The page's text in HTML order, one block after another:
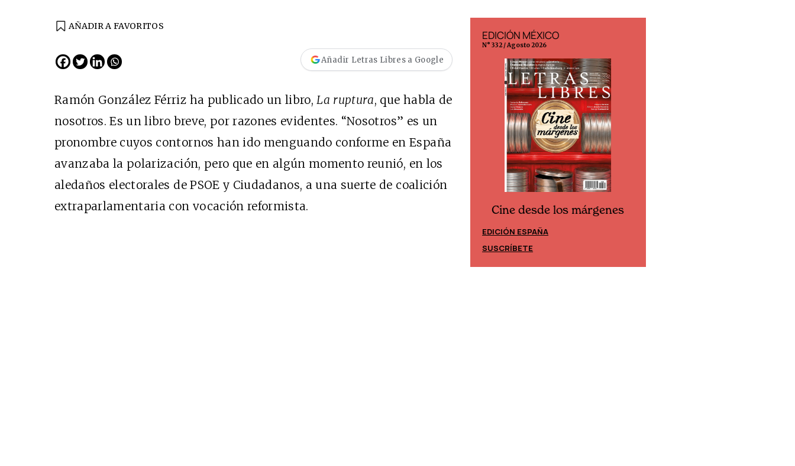
AÑADIR A FAVORITOS
Añadir Letras Libres a Google
Ramón González Férriz ha publicado un libro,La ruptura, que habla de
nosotros. Es un libro breve, por razones evidentes. “Nosotros” es un
pronombre cuyos contornos han ido menguando conforme en España
avanzaba la polarización, pero que en algún momento reunió, en los
aledaños electorales de PSOE y Ciudadanos, a una suerte de coalición
extraparlamentaria con vocación reformista.
EDICIÓN MÉXICO
N° 332 / Agosto 2026
Cine desde los márgenes
EDICIÓN ESPAÑA
SUSCRÍBETE